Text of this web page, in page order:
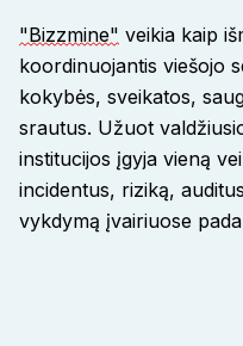
"Bizzmine" veikia kaip
koordinuojantis viešojo
kokybės, sveikatos,
srautus. Užuot
institucijos įgyja vieną
incidentus, riziką,
vykdymą įvairiuose